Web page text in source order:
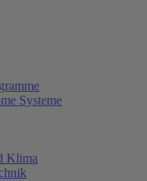
Systeme
Klima